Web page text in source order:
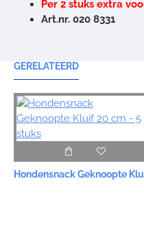
Per 2 stuks extra
Art.nr. 020 8331
GERELATEERD